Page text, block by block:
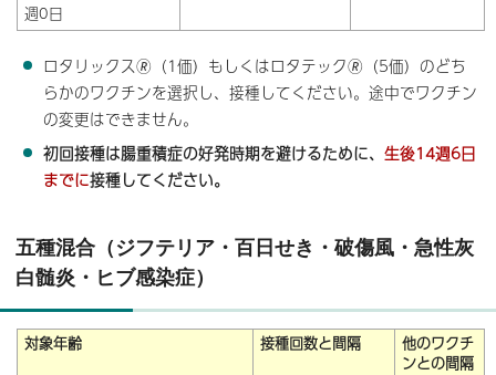
週0日
ロタリックス🄬（1価）もしくはロタテック🄬（5価）のどち
らかのワクチンを選択し、接種してください。途中でワクチン
の変更はできません。
初回接種は腸重積症の好発時期を避けるために、 生後14週6日
までに接種してください。
五種混合（ジフテリア・百日せき・破傷風・急性灰
白髄炎・ヒブ感染症）
対象年齢 接種回数と間隔
他のワクチ
ンとの間隔